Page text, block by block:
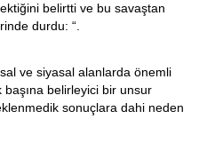
belirtti ve bu savaştan
durdu: “.
ve siyasal alanlarda önemli
belirleyici bir unsur
sonuçlara dahi neden